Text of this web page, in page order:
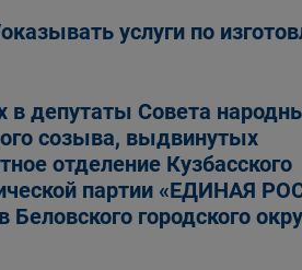
услуги по
в депутаты Совета
созыва, выдвинутых
отделение Кузбасского
партии «ЕДИНАЯ
городского